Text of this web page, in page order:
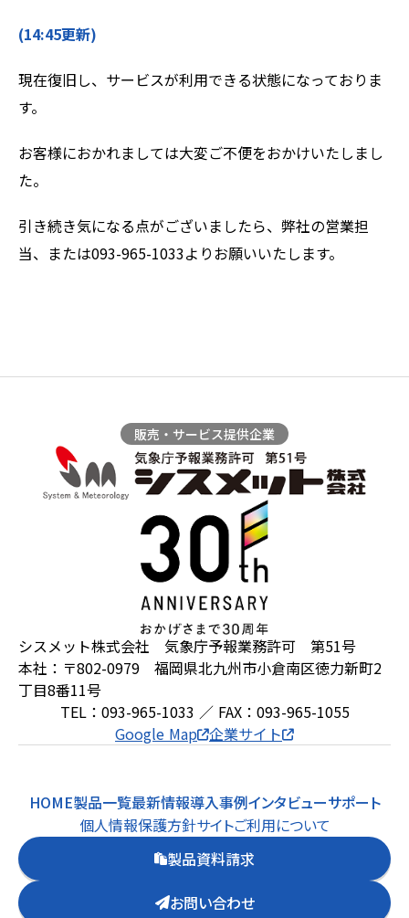
(14:45更新)
現在復旧し、サービスが利用できる状態になっておりま
す。
お客様におかれましては大変ご不便をおかけいたしまし
た。
引き続き気になる点がございましたら、弊社の営業担
当、または093-965-1033よりお願いいたします。
販売・サービス提供企業
シスメット株式会社 気象庁予報業務許可 第51号
本社：〒802-0979 福岡県北九州市小倉南区徳力新町2
丁目8番11号
TEL：093-965-1033 ／ FAX：093-965-1055
Google Map 企業サイト
HOME製品一覧最新情報導入事例インタビューサポート
個人情報保護方針サイトご利用について
製品資料請求
お問い合わせ